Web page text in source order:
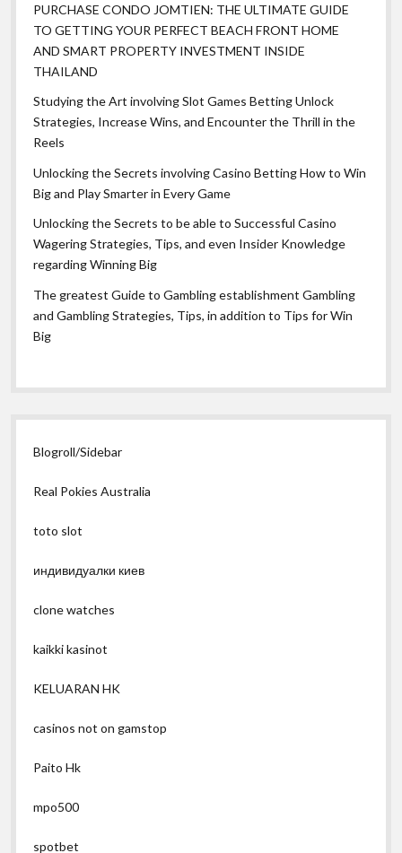
PURCHASE CONDO JOMTIEN: THE ULTIMATE GUIDE
TO GETTING YOUR PERFECT BEACH FRONT HOME
AND SMART PROPERTY INVESTMENT INSIDE
THAILAND
Studying the Art involving Slot Games Betting Unlock
Strategies, Increase Wins, and Encounter the Thrill in the
Reels
Unlocking the Secrets involving Casino Betting How to Win
Big and Play Smarter in Every Game
Unlocking the Secrets to be able to Successful Casino
Wagering Strategies, Tips, and even Insider Knowledge
regarding Winning Big
The greatest Guide to Gambling establishment Gambling
and Gambling Strategies, Tips, in addition to Tips for Win
Big
Blogroll/Sidebar
Real Pokies Australia
toto slot
индивидуалки киев
clone watches
kaikki kasinot
KELUARAN HK
casinos not on gamstop
Paito Hk
mpo500
spotbet